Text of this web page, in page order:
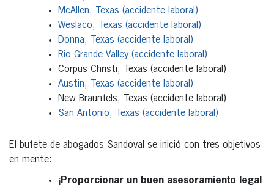
McAllen, Texas (accidente laboral)
Weslaco, Texas (accidente laboral)
Donna, Texas (accidente laboral)
Rio Grande Valley (accidente laboral)
Corpus Christi, Texas (accidente laboral)
Austin, Texas (accidente laboral)
New Braunfels, Texas (accidente laboral)
San Antonio, Texas (accidente laboral)
El bufete de abogados Sandoval se inició con tres objetivos
en mente:
¡Proporcionar un buen asesoramiento legal